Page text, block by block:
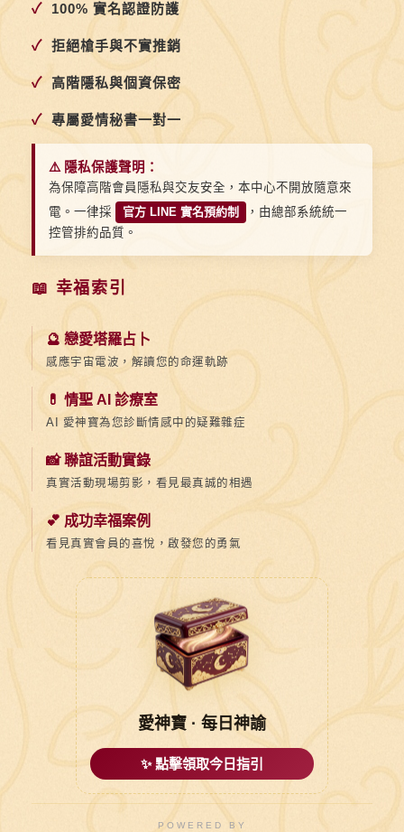
✓ 100% 實名認證防護
✓ 拒絕槍手與不實推銷
✓ 高階隱私與個資保密
✓ 專屬愛情秘書一對一
⚠️ 隱私保護聲明：
為保障高階會員隱私與交友安全，本中心不開放隨意來
電。一律採
官方 LINE 實名預約制
，由總部系統統一
控管排約品質。
📖 幸福索引
🔮 戀愛塔羅占卜
感應宇宙電波，解讀您的命運軌跡
💊 情聖 AI 診療室
AI 愛神寶為您診斷情感中的疑難雜症
📸 聯誼活動實錄
真實活動現場剪影，看見最真誠的相遇
💕 成功幸福案例
看見真實會員的喜悅，啟發您的勇氣
愛神寶 · 每日神諭
✨ 點擊領取今日指引
POWERED BY